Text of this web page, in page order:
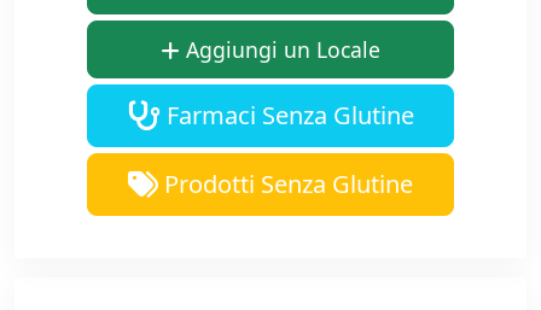
Aggiungi un Locale
Farmaci Senza Glutine
Prodotti Senza Glutine